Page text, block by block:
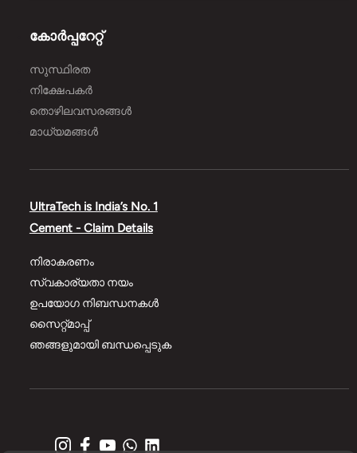
കോർപ്പറേറ്റ്
സുസ്ഥിരത
നിക്ഷേപകർ
തൊഴിലവസരങ്ങൾ
മാധ്യമങ്ങൾ
UltraTech is India’s No. 1
Cement - Claim Details
നിരാകരണം
സ്വകാര്യതാ നയം
ഉപയോഗ നിബന്ധനകൾ
സൈറ്റ്മാപ്പ്
ഞങ്ങളുമായി ബന്ധപ്പെടുക